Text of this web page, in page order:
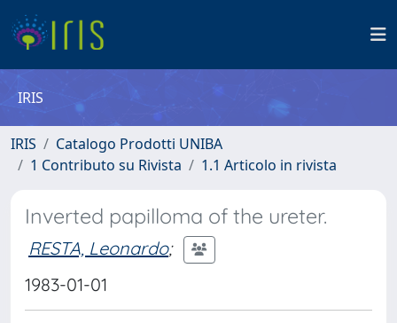
IRIS
IRIS
Catalogo Prodotti UNIBA
1 Contributo su Rivista
1.1 Articolo in rivista
Inverted papilloma of the ureter.
RESTA, Leonardo;
1983-01-01